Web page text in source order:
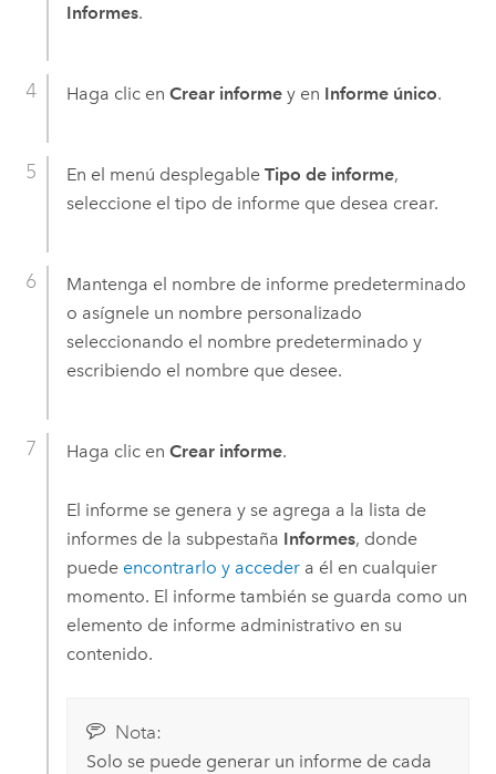
Informes.
Haga clic en Crear informey en Informe único.
En el menú desplegable Tipo de informe,
seleccione el tipo de informe que desea crear.
Mantenga el nombre de informe predeterminado
o asígnele un nombre personalizado
seleccionando el nombre predeterminado y
escribiendo el nombre que desee.
Haga clic en Crear informe.
El informe se genera y se agrega a la lista de
informes de la subpestaña Informes, donde
puede encontrarlo y accedera él en cualquier
momento. El informe también se guarda como un
elemento de informe administrativo en su
contenido.
Nota:
Solo se puede generar un informe de cada